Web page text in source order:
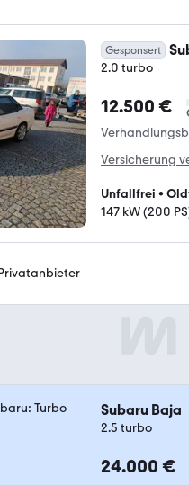
Gesponsert
2.0 turbo
12.500 €
Versicherung
Unfallfrei •
147 kW (200
Subaru Baja
2.5 turbo
24.000 €